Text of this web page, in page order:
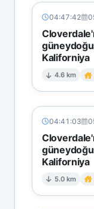
04:47:42
Kaliforniya
4.6 km
04:41:03
Kaliforniya
5.0 km